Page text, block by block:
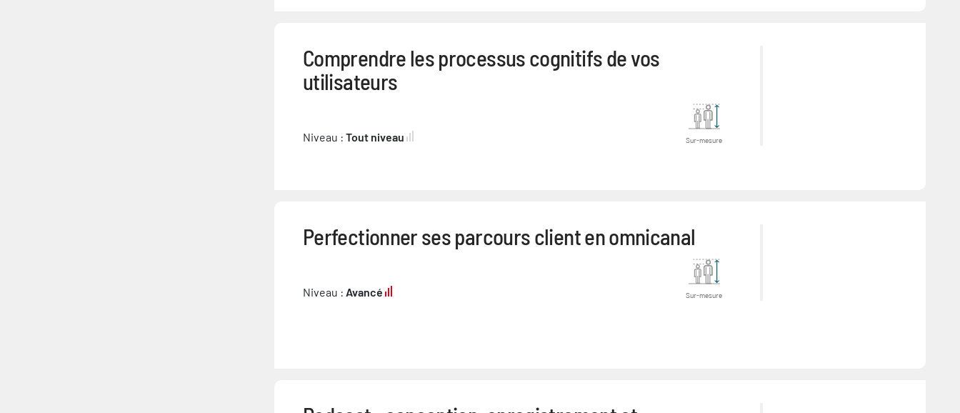
Comprendre les processus cognitifs de vos
utilisateurs
Niveau : Tout niveau Sur-mesure
Perfectionner ses parcours client en omnicanal
Niveau : Avancé Sur-mesure